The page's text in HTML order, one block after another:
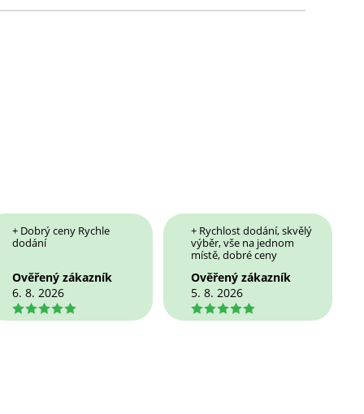
+ Dobrý ceny Rychle
dodání
Ověřený zákazník
6. 8. 2026
5
+ Rychlost dodání, skvělý
výběr, vše na jednom
místě, dobré ceny
Ověřený zákazník
5. 8. 2026
5